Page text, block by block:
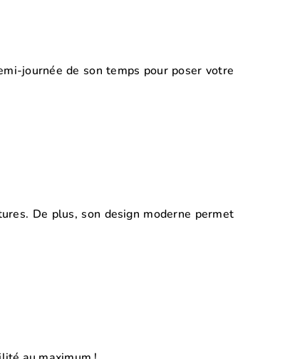
journée de son temps pour poser votre
De plus, son design moderne permet